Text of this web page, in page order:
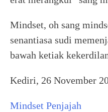
Mindset, oh sang
senantiasa sudi
bawah ketiak
Kediri, 26 November
Mindset Penjajah